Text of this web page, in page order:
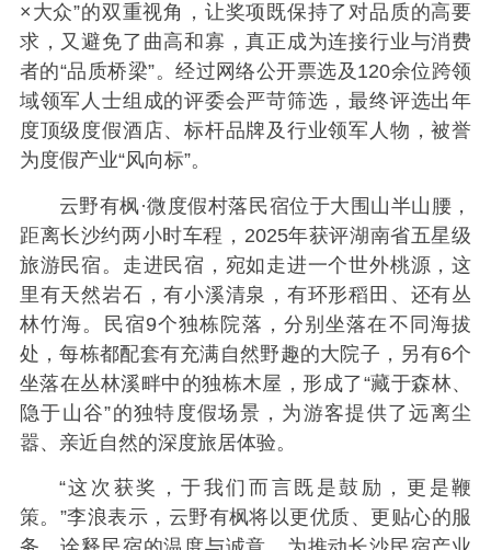
×大众”的双重视角，让奖项既保持了对品质的高要
求，又避免了曲高和寡，真正成为连接行业与消费
者的“品质桥梁”。经过网络公开票选及120余位跨领
域领军人士组成的评委会严苛筛选，最终评选出年
度顶级度假酒店、标杆品牌及行业领军人物，被誉
为度假产业“风向标”。
云野有枫·微度假村落民宿位于大围山半山腰，
距离长沙约两小时车程，2025年获评湖南省五星级
旅游民宿。 走进民宿，宛如走进一个世外桃源，这
里有天然岩石，有小溪清泉，有环形稻田、还有丛
林竹海。民宿9个独栋院落，分别坐落在不同海拔
处，每栋都配套有充满自然野趣的大院子，另有6个
坐落在丛林溪畔中的独栋木屋， 形成了“藏于森林、
隐于山谷”的独特度假场景，为游客提供了远离尘
嚣、亲近自然的深度旅居体验。
“这次获奖，于我们而言既是鼓励，更是鞭
策。”李浪表示，云野有枫将以更优质、更贴心的服